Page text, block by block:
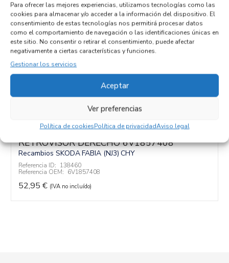
Para ofrecer las mejores experiencias, utilizamos tecnologías como las
cookies para almacenar y/o acceder a la información del dispositivo. El
consentimiento de estas tecnologías nos permitirá procesar datos
como el comportamiento de navegación o las identificaciones únicas en
este sitio. No consentir o retirar el consentimiento, puede afectar
negativamente a ciertas características y funciones.
Gestionar los servicios
Aceptar
Ver preferencias
Política de cookiesPolítica de privacidadAviso legal
Tipo de
combustible
Diesel
Código motor
Código cambio
Productos relacionados
RETROVISOR DERECHO 6V1857408
Recambios SKODAFABIA (NJ3) CHY
Referencia ID: 138460
Referencia OEM: 6V1857408
52,95 € (IVA no incluído)